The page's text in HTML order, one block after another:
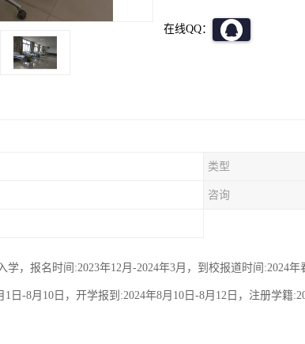
在线QQ：
类型
咨询
学，报名时间:2023年12月-2024年3月，到校报道时间:2024
日-8月10日，开学报到:2024年8月10日-8月12日，注册学籍